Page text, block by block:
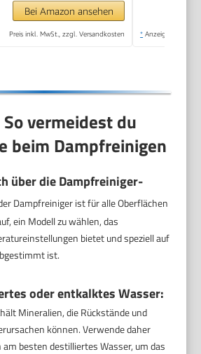
Dampfdüse |
Handgerät mit 5 m
Bei Amazon ansehen
Preis inkl. MwSt., zzgl. Versandkosten * Anzeige
vermeidest du
beim Dampfreinigen
über die Dampfreiniger-
Dampfreiniger ist für alle Oberflächen
ein Modell zu wählen, das
bietet und speziell auf
ist.
oder entkalktes Wasser:
Mineralien, die Rückstände und
können. Verwende daher
besten destilliertes Wasser, um das